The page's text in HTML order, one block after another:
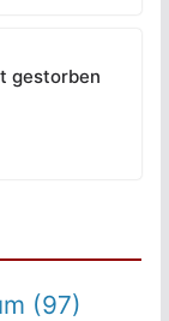
gestorben
(97)